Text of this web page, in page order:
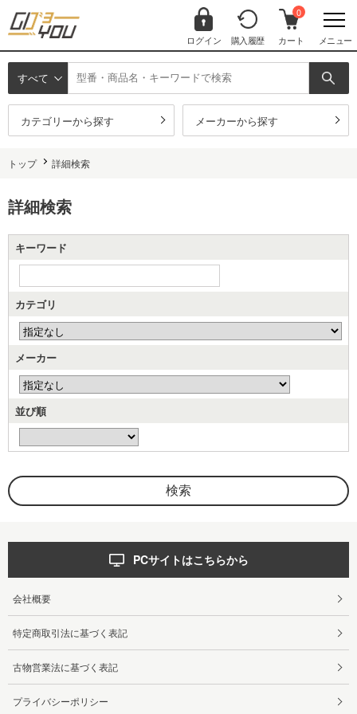
ログイン 購入履歴
0
カート メニュー
すべて
カテゴリーから探す メーカーから探す
トップ 詳細検索
詳細検索
キーワード
カテゴリ
メーカー
並び順
PCサイトはこちらから
会社概要
特定商取引法に基づく表記
古物営業法に基づく表記
プライバシーポリシー